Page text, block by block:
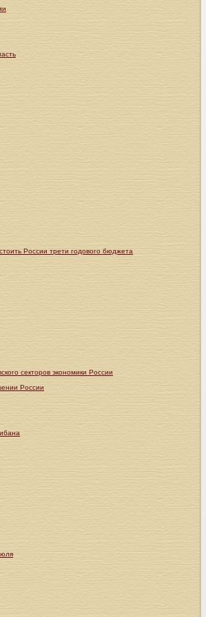
России трети годового бюджета
секторов экономики России
России